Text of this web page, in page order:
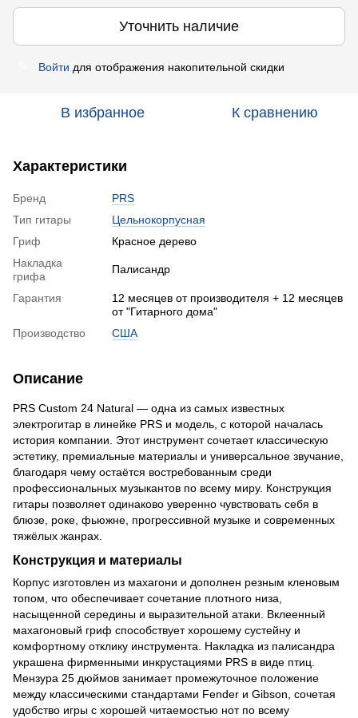
Уточнить наличие
Войти для отображения накопительной скидки
В избранное К сравнению
Характеристики
Бренд
PRS
Тип гитары
Цельнокорпусная
Гриф
Красное дерево
Накладка
грифа
Палисандр
Гарантия
12 месяцев от производителя + 12 месяцев
от "Гитарного дома"
Производство
США
Описание
PRS Custom 24 Natural — одна из самых известных
электрогитар в линейке PRS и модель, с которой началась
история компании. Этот инструмент сочетает классическую
эстетику, премиальные материалы и универсальное звучание,
благодаря чему остаётся востребованным среди
профессиональных музыкантов по всему миру. Конструкция
гитары позволяет одинаково уверенно чувствовать себя в
блюзе, роке, фьюжне, прогрессивной музыке и современных
тяжёлых жанрах.
Конструкция и материалы
Корпус изготовлен из махагони и дополнен резным кленовым
топом, что обеспечивает сочетание плотного низа,
насыщенной середины и выразительной атаки. Вклеенный
махагоновый гриф способствует хорошему сустейну и
комфортному отклику инструмента. Накладка из палисандра
украшена фирменными инкрустациями PRS в виде птиц.
Мензура 25 дюймов занимает промежуточное положение
между классическими стандартами Fender и Gibson, сочетая
удобство игры с хорошей читаемостью нот по всему